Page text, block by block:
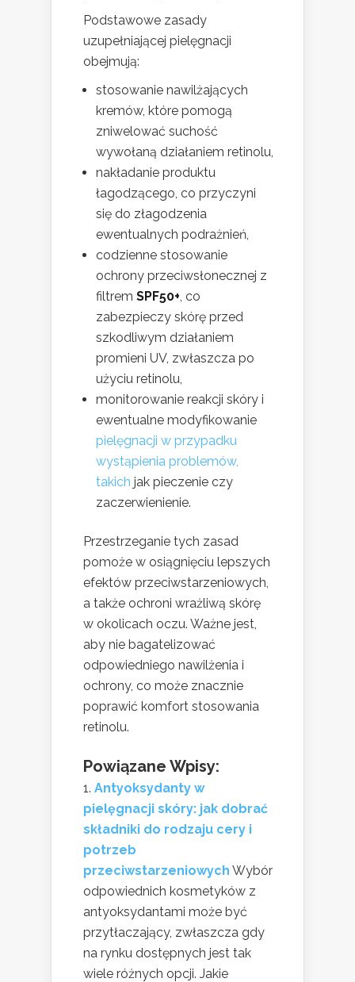
Podstawowe zasady
uzupełniającej pielęgnacji
obejmują:
stosowanie nawilżających
kremów, które pomogą
zniwelować suchość
wywołaną działaniem retinolu,
nakładanie produktu
łagodzącego, co przyczyni
się do złagodzenia
ewentualnych podrażnień,
codzienne stosowanie
ochrony przeciwsłonecznej z
filtrem SPF50+, co
zabezpieczy skórę przed
szkodliwym działaniem
promieni UV, zwłaszcza po
użyciu retinolu,
monitorowanie reakcji skóry i
ewentualne modyfikowanie
pielęgnacji w przypadku
wystąpienia problemów,
takich jak pieczenie czy
zaczerwienienie.
Przestrzeganie tych zasad
pomoże w osiągnięciu lepszych
efektów przeciwstarzeniowych,
a także ochroni wrażliwą skórę
w okolicach oczu. Ważne jest,
aby nie bagatelizować
odpowiedniego nawilżenia i
ochrony, co może znacznie
poprawić komfort stosowania
retinolu.
Powiązane Wpisy:
Antyoksydanty w
pielęgnacji skóry: jak dobrać
składniki do rodzaju cery i
potrzeb
przeciwstarzeniowych Wybór
odpowiednich kosmetyków z
antyoksydantami może być
przytłaczający, zwłaszcza gdy
na rynku dostępnych jest tak
wiele różnych opcji. Jakie